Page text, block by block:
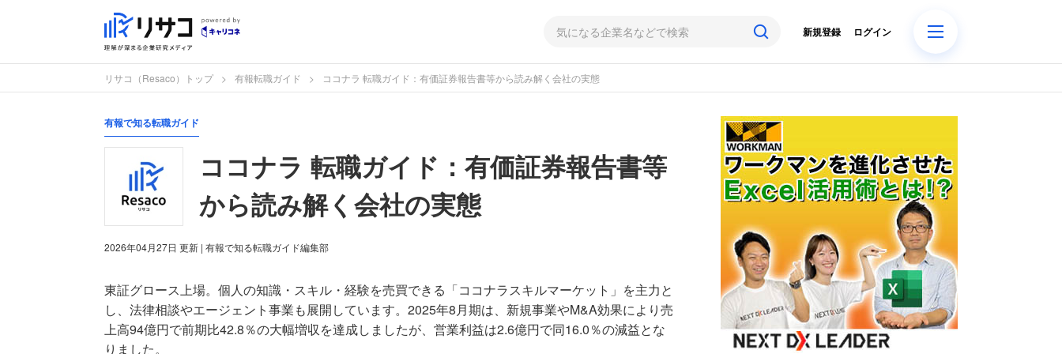
ログイン
新規登録
リサコ（Resaco）トップ 有報転職ガイド ココナラ 転職ガイド：有価証券報告書等から読み解く会社の実態
有報で知る転職ガイド
ココナラ 転職ガイド：有価証券報告書等
から読み解く会社の実態
2026年04月27日 更新 | 有報で知る転職ガイド編集部
東証グロース上場。個人の知識・スキル・経験を売買できる「ココナラスキルマーケット」を主力と
し、法律相談やエージェント事業も展開しています。2025年8月期は、新規事業やM&A効果により売
上高94億円で前期比42.8％の大幅増収を達成しましたが、営業利益は2.6億円で同16.0％の減益とな
りました。